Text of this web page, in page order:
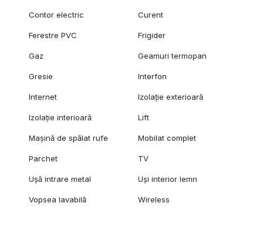
Contor electric Curent
Ferestre PVC Frigider
Gaz Geamuri termopan
Gresie Interfon
Internet Izolație exterioară
Izolație interioară Lift
Mașină de spălat rufe Mobilat complet
Parchet TV
Ușă intrare metal Uși interior lemn
Vopsea lavabilă Wireless